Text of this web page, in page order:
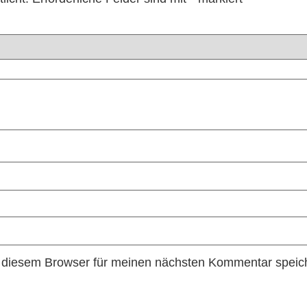
Browser für meinen nächsten Kommentar